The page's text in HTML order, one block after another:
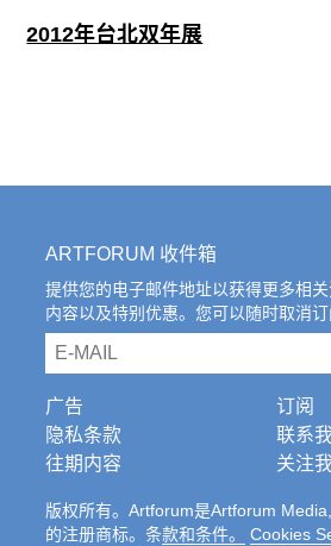
2012年台北双年展
ARTFORUM 收件箱
提供您的电子邮件地址以获得更多相
内容以及特别优惠。您可以随时取消订
email
广告
隐私条款
往期内容
订阅
联系我
关注我
版权所有。Artforum是Artforum
的注册商标。条款和条件。 Cookies